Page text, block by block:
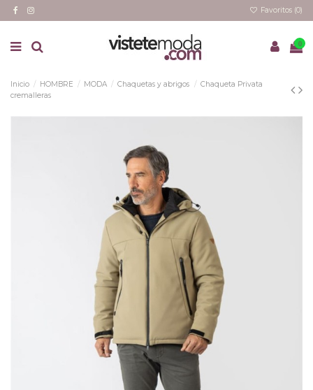
Favoritos (0)
0
Inicio HOMBRE MODA Chaquetas y abrigos
Chaqueta Privata
cremalleras